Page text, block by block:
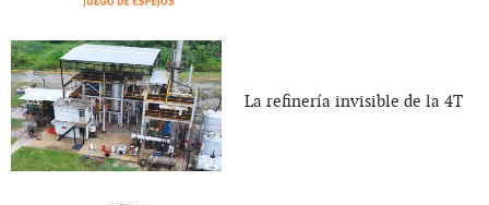
La refinería invisible de la 4T